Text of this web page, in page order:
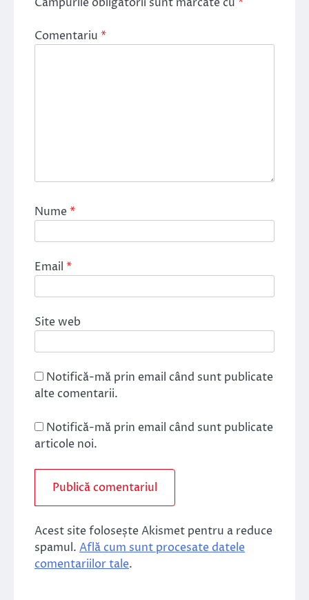
Comentariu *
Nume*
Email *
Site web
Notifică-mă prin email când sunt publicate
alte comentarii.
Notifică-mă prin email când sunt publicate
articole noi.
Acest site folosește Akismet pentru a reduce
spamul. Află cum sunt procesate datele
comentariilor tale.